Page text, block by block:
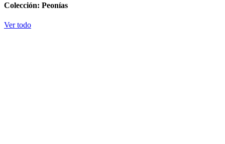
Colección: Peonías
Ver todo